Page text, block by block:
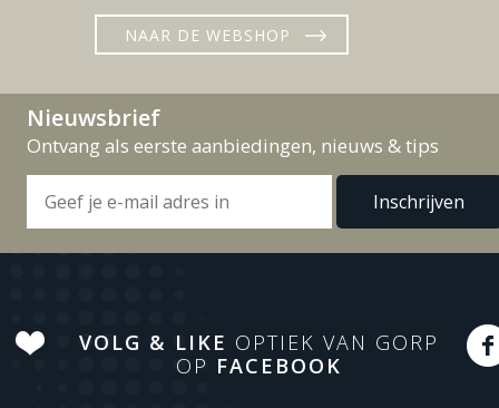
NAAR DE WEBSHOP
Nieuwsbrief
Ontvang als eerste aanbiedingen, nieuws & tips
VOLG & LIKE OPTIEK VAN GORP
OP FACEBOOK